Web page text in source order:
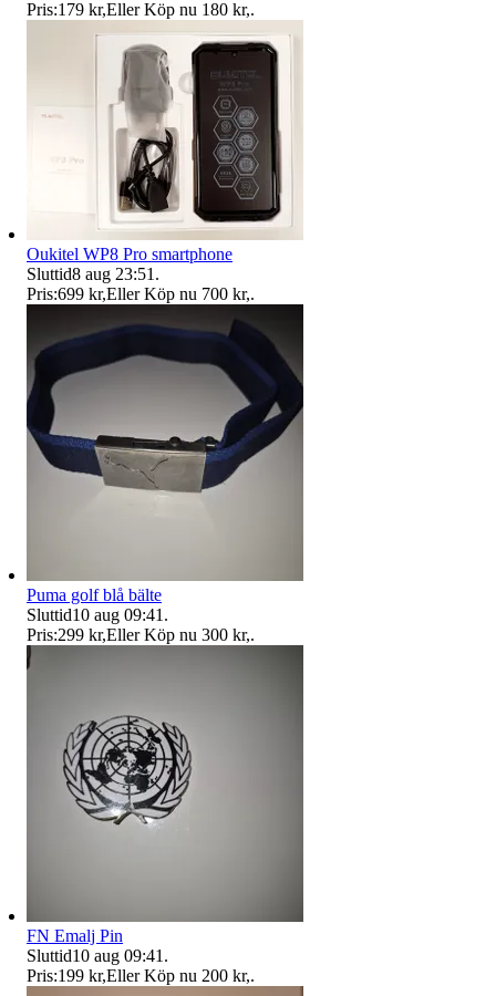
Pris:179 kr,Eller Köp nu 180 kr,.
Oukitel WP8 Pro smartphone
Sluttid8 aug 23:51 .
Pris:699 kr,Eller Köp nu 700 kr,.
Puma golf blå bälte
Sluttid10 aug 09:41 .
Pris:299 kr,Eller Köp nu 300 kr,.
FN Emalj Pin
Sluttid10 aug 09:41 .
Pris:199 kr,Eller Köp nu 200 kr,.